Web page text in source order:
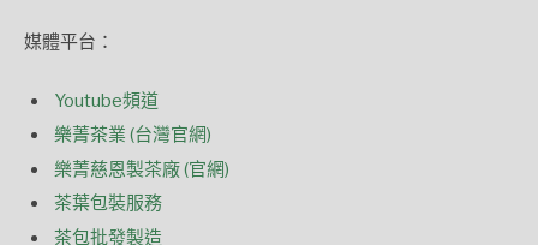
媒體平台：
Youtube頻道
樂菁茶業 (台灣官網)
樂菁慈恩製茶廠 (官網)
茶葉包裝服務
茶包批發製造